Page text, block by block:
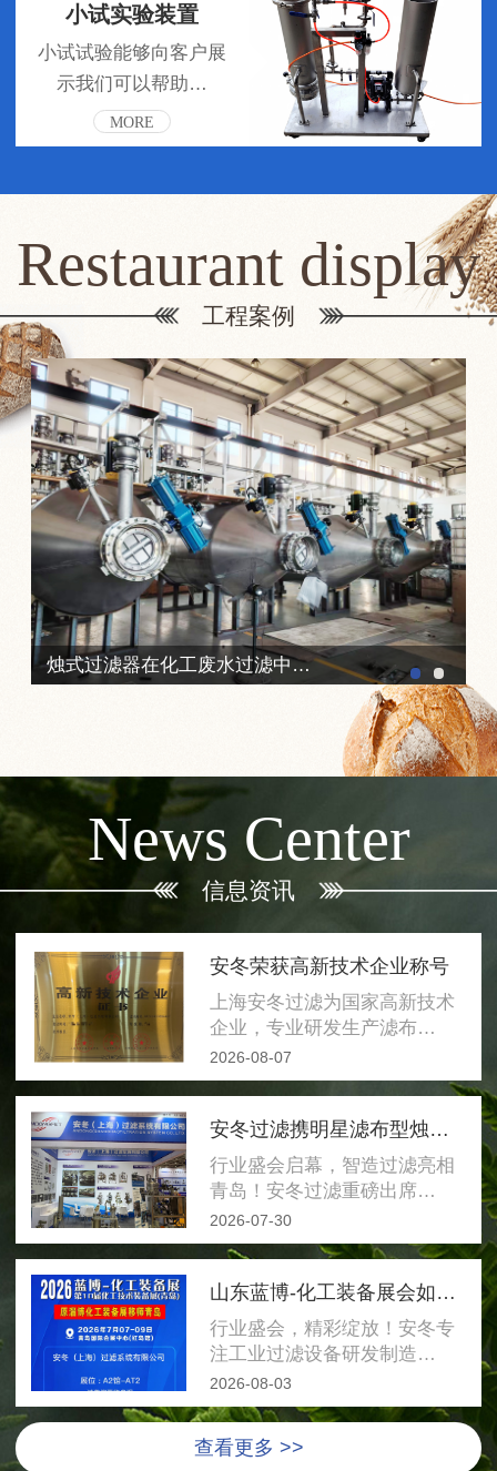
小试实验装置
小试试验能够向客户展
示我们可以帮助…
MORE
Restaurant display
工程案例
烛式过滤器在化工废水过滤中的典型应用
News Center
信息资讯
安冬荣获高新技术企业称号
上海安冬过滤为国家高新技术
企业，专业研发生产滤布…
2026-08-07
安冬过滤携明星滤布型烛式过滤器亮相红岛国际会展中心，恭候莅临洽谈
行业盛会启幕，智造过滤亮相
青岛！安冬过滤重磅出席…
2026-07-30
山东蓝博-化工装备展会如期开启
行业盛会，精彩绽放！安冬专
注工业过滤设备研发制造…
2026-08-03
查看更多 >>